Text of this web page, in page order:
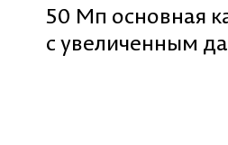
50 Мп основная
с увеличенным